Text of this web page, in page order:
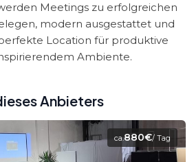
Meetings zu erfolgreichen
modern ausgestattet und
Location für produktive
Ambiente.
Anbieters
ca.880€/ Tag